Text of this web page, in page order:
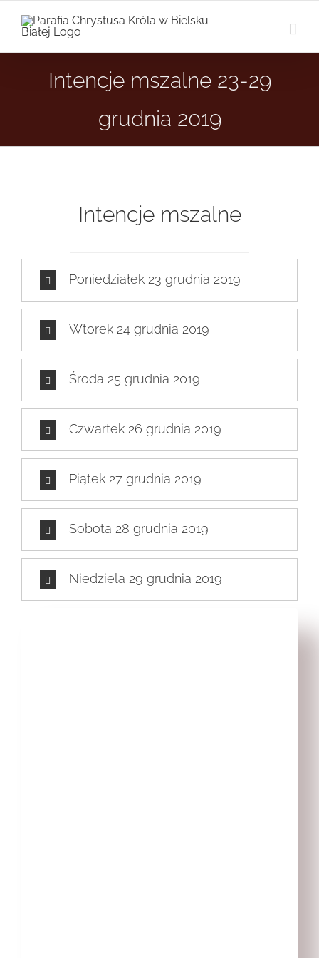
zawartości
Intencje mszalne 23-29
grudnia 2019
Intencje mszalne
Poniedziałek 23 grudnia 2019
Wtorek 24 grudnia 2019
Środa 25 grudnia 2019
Czwartek 26 grudnia 2019
Piątek 27 grudnia 2019
Sobota 28 grudnia 2019
Niedziela 29 grudnia 2019